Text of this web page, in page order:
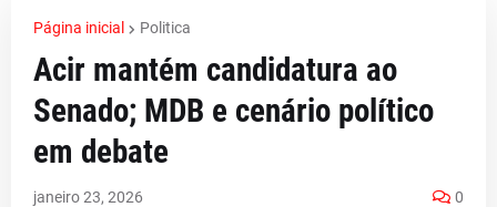
Página inicial Politica
Acir mantém candidatura ao
Senado; MDB e cenário político
em debate
janeiro 23, 2026 0